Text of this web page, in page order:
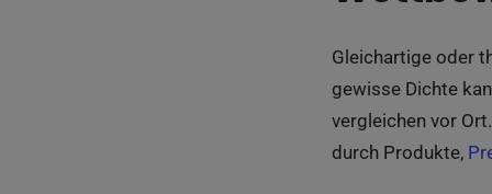
Gleichartige oder
gewisse Dichte
vergleichen vor
durch Produkte,